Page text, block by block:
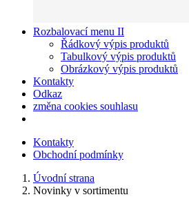
Rozbalovací menu II
Řádkový výpis produktů
Tabulkový výpis produktů
Obrázkový výpis produktů
Kontakty
Odkaz
změna cookies souhlasu
Kontakty
Obchodní podmínky
Úvodní strana
Novinky v sortimentu